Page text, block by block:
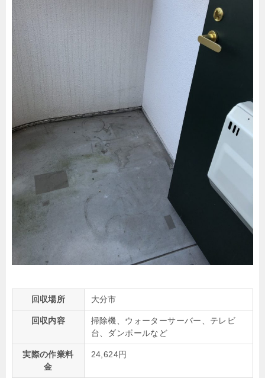
回収場所 大分市
回収内容
掃除機、ウォーターサーバー、テレビ
台、ダンボールなど
実際の作業料
金
24,624円